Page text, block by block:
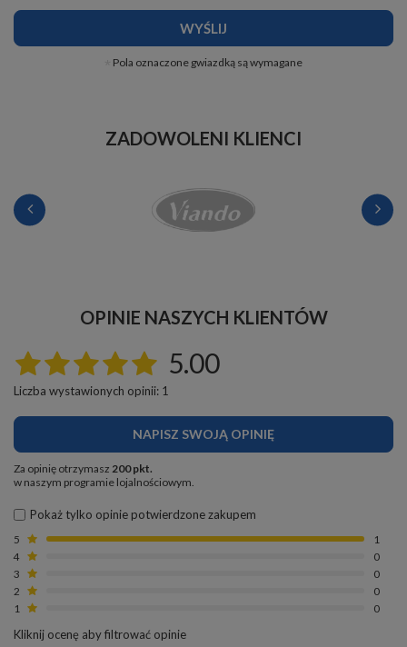
WYŚLIJ
Pola oznaczone gwiazdką są wymagane
ZADOWOLENI KLIENCI
OPINIE NASZYCH KLIENTÓW
5.00
Liczba wystawionych opinii: 1
NAPISZ SWOJĄ OPINIĘ
Za opinię otrzymasz 200 pkt.
w naszym programie lojalnościowym.
Pokaż tylko opinie potwierdzone zakupem
5
1
4
0
3
0
2
0
1
0
Kliknij ocenę aby filtrować opinie